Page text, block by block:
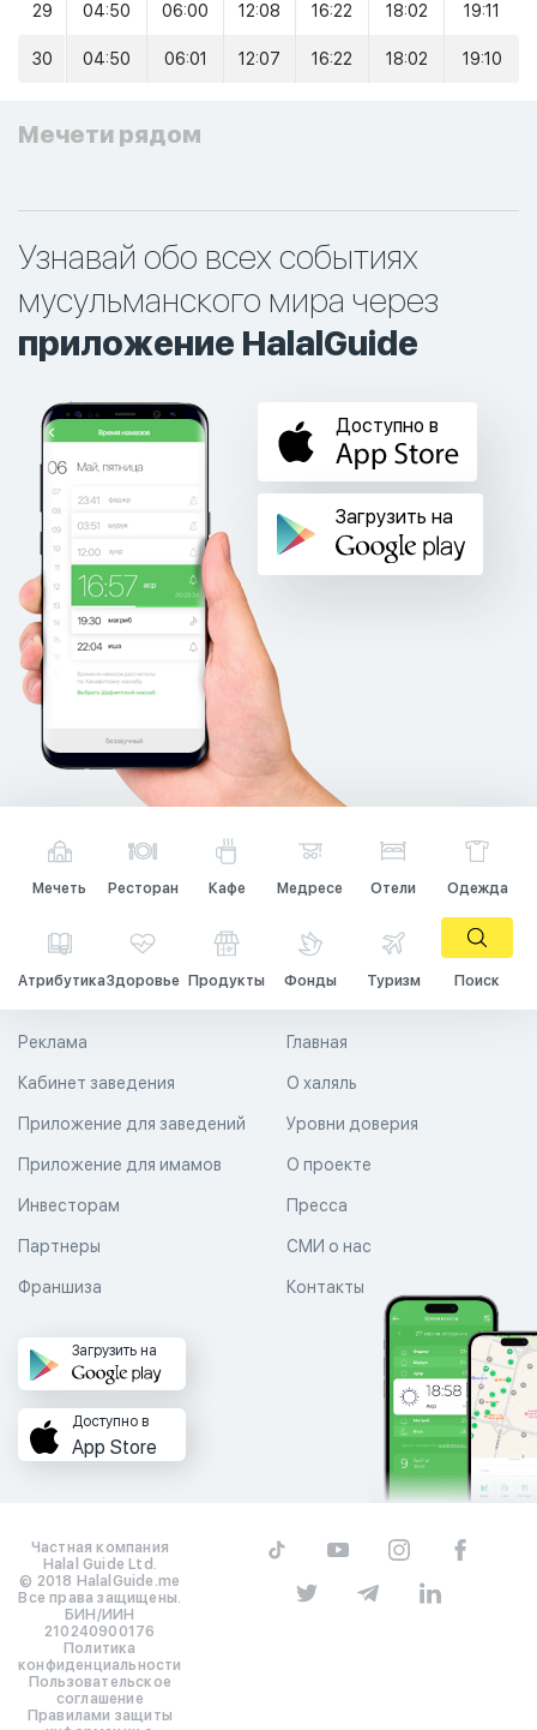
29 04:50 06:00 12:08 16:22 18:02 19:11
30 04:50 06:01 12:07 16:22 18:02 19:10
Мечети рядом
Узнавай обо всех событиях
мусульманского мира через
приложение HalalGuide
Доступно в
Загрузить на
Мечеть Ресторан Кафе Медресе Отели Одежда
АтрибутикаЗдоровье Продукты Фонды Туризм Поиск
Главная
О халяль
Уровни доверия
Реклама
Кабинет заведения
Приложение для заведений
Приложение для имамов О проекте
Пресса
СМИ о нас
Контакты
Инвесторам
Партнеры
Франшиза
Загрузить на
Доступно в
App Store
Частная компания
Halal Guide Ltd.
© 2018 HalalGuide.me
Все права защищены.
БИН/ИИН
210240900176
Политика
конфиденциальности
Пользовательское
соглашение
Правилами защиты